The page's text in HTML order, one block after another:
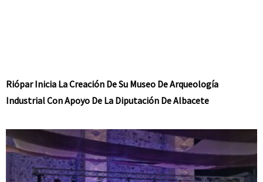
Riópar Inicia La Creación De Su Museo De Arqueología
Industrial Con Apoyo De La Diputación De Albacete